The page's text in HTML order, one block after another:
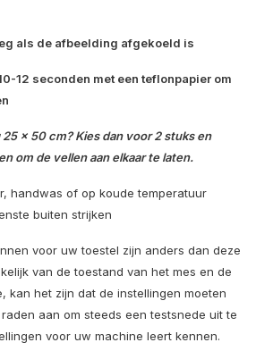
als de afbeelding afgekoeld is
12 seconden met een teflonpapier om
25 x 50 cm? Kies dan voor 2 stuks en
om de vellen aan elkaar te laten.
handwas of op koude temperatuur
buiten strijken
voor uw toestel zijn anders dan deze
van de toestand van het mes en de
kan het zijn dat de instellingen moeten
aan om steeds een testsnede uit te
voor uw machine leert kennen.